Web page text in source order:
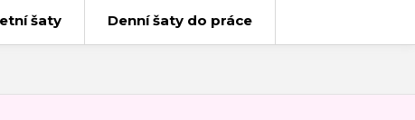
šaty Denní šaty do práce